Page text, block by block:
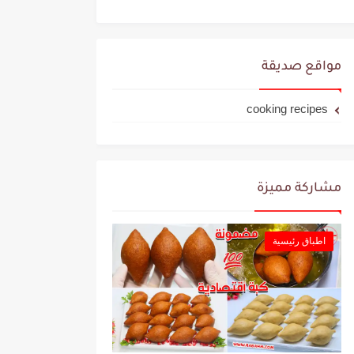
مواقع صديقة
cooking recipes
مشاركة مميزة
اطباق رئيسية